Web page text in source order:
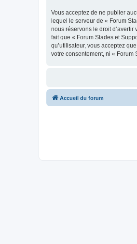
Vous acceptez de ne publier
lequel le serveur de « Forum
nous réservons le droit d’avertir
fait que « Forum Stades et
qu’utilisateur, vous acceptez
votre consentement, ni « Forum
Accueil du forum